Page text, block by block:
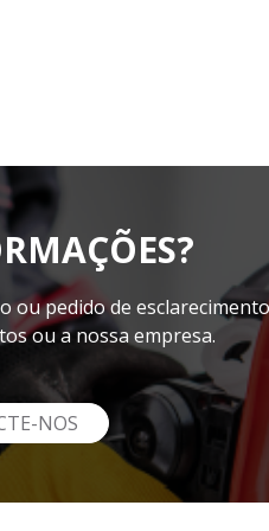
ou pedido de esclarecimento
ou a nossa empresa.
NOS